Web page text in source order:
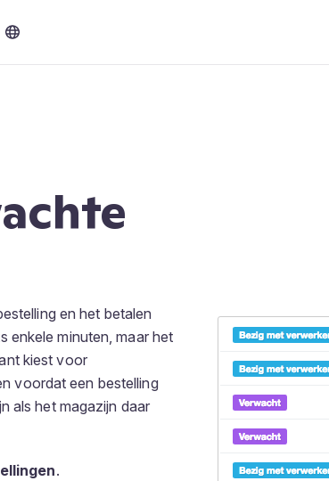
en het betalen
enkele minuten, maar het
kiest voor
voordat een bestelling
als het magazijn daar
.